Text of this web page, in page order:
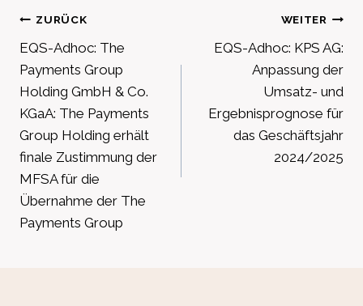
Beitragsnavigation
ZURÜCK
EQS-Adhoc: The
Payments Group
Holding GmbH & Co.
KGaA: The Payments
Group Holding erhält
finale Zustimmung der
MFSA für die
Übernahme der The
Payments Group
WEITER
EQS-Adhoc: KPS AG:
Anpassung der
Umsatz- und
Ergebnisprognose für
das Geschäftsjahr
2024/2025